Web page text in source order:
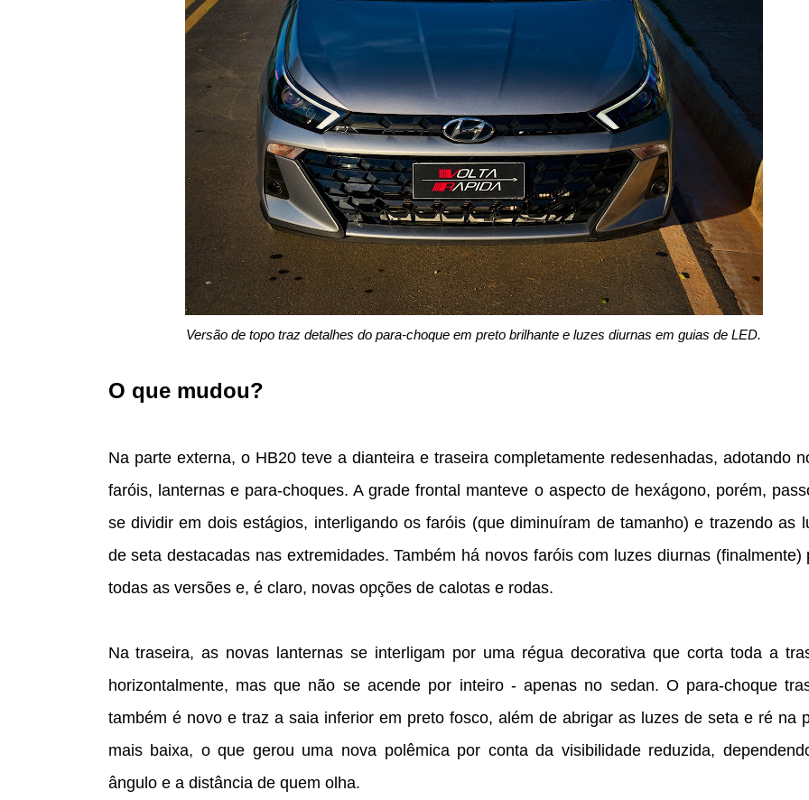
Versão de topo traz detalhes do para-choque em preto brilhante e luzes diurnas em guias de LED.
O que mudou?
Na parte externa, o HB20 teve a dianteira e traseira completamente redesenhadas, adotando
faróis, lanternas e para-choques. A grade frontal manteve o aspecto de hexágono, porém,
se dividir em dois estágios, interligando os faróis (que diminuíram de tamanho) e trazendo as
de seta destacadas nas extremidades. Também há novos faróis com luzes diurnas (finalmente)
todas as versões e, é claro, novas opções de calotas e rodas.
Na traseira, as novas lanternas se interligam por uma régua decorativa que corta toda a
horizontalmente, mas que não se acende por inteiro - apenas no sedan. O para-choque
também é novo e traz a saia inferior em preto fosco, além de abrigar as luzes de seta e ré na
mais baixa, o que gerou uma nova polêmica por conta da visibilidade reduzida,
ângulo e a distância de quem olha.